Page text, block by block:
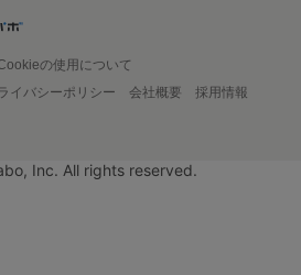
の使用について
イバシーポリシー 会社概要
採用情報
Inc. All rights reserved.